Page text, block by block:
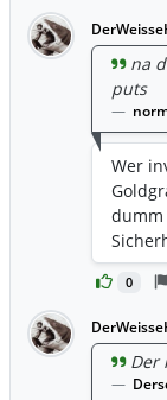
0
na
puts
Wer
dumm
Der